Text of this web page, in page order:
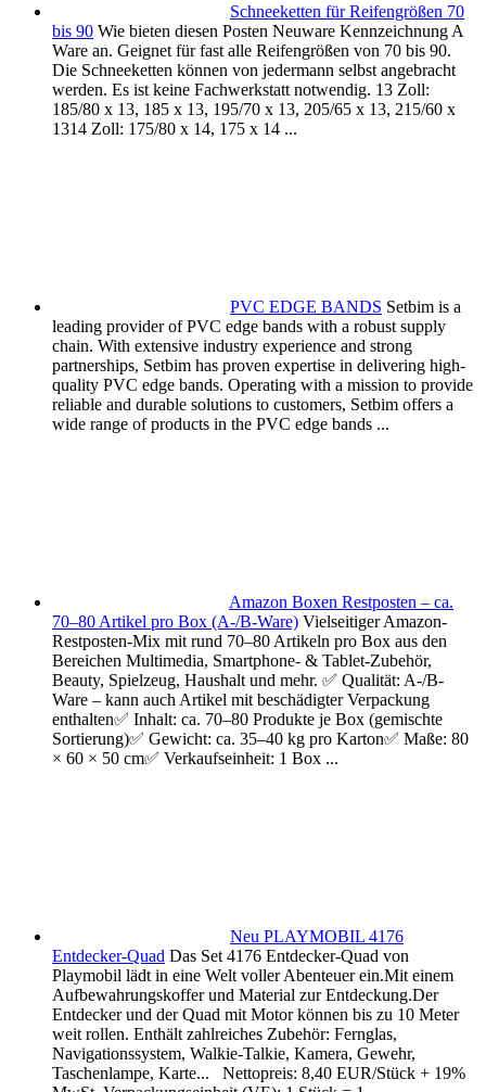
Schneeketten für Reifengrößen 70
bis 90 Wie bieten diesen Posten Neuware Kennzeichnung A
Ware an. Geignet für fast alle Reifengrößen von 70 bis 90.
Die Schneeketten können von jedermann selbst angebracht
werden. Es ist keine Fachwerkstatt notwendig. 13 Zoll:
185/80 x 13, 185 x 13, 195/70 x 13, 205/65 x 13, 215/60 x
1314 Zoll: 175/80 x 14, 175 x 14 ...
PVC EDGE BANDS Setbim is a
leading provider of PVC edge bands with a robust supply
chain. With extensive industry experience and strong
partnerships, Setbim has proven expertise in delivering high-
quality PVC edge bands. Operating with a mission to provide
reliable and durable solutions to customers, Setbim offers a
wide range of products in the PVC edge bands ...
Amazon Boxen Restposten – ca.
70–80 Artikel pro Box (A-/B-Ware) Vielseitiger Amazon-
Restposten-Mix mit rund 70–80 Artikeln pro Box aus den
Bereichen Multimedia, Smartphone- & Tablet-Zubehör,
Beauty, Spielzeug, Haushalt und mehr. ✅ Qualität: A-/B-
Ware – kann auch Artikel mit beschädigter Verpackung
enthalten✅ Inhalt: ca. 70–80 Produkte je Box (gemischte
Sortierung)✅ Gewicht: ca. 35–40 kg pro Karton✅ Maße: 80
× 60 × 50 cm✅ Verkaufseinheit: 1 Box ...
Neu PLAYMOBIL 4176
Entdecker-Quad Das Set 4176 Entdecker-Quad von
Playmobil lädt in eine Welt voller Abenteuer ein.Mit einem
Aufbewahrungskoffer und Material zur Entdeckung.Der
Entdecker und der Quad mit Motor können bis zu 10 Meter
weit rollen. Enthält zahlreiches Zubehör: Fernglas,
Navigationssystem, Walkie-Talkie, Kamera, Gewehr,
Taschenlampe, Karte... Nettopreis: 8,40 EUR/Stück + 19%